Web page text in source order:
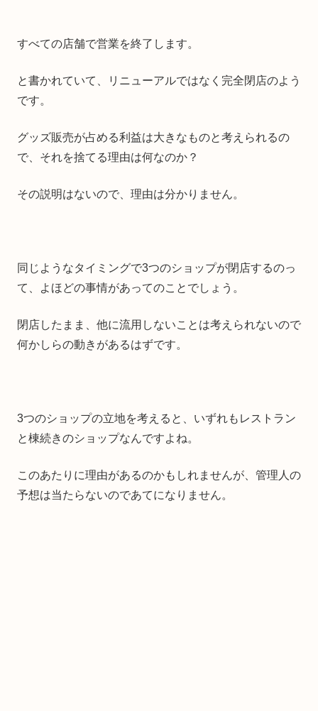
すべての店舗で営業を終了します。
と書かれていて、リニューアルではなく完全閉店のよう
です。
グッズ販売が占める利益は大きなものと考えられるの
で、それを捨てる理由は何なのか？
その説明はないので、理由は分かりません。
同じようなタイミングで3つのショップが閉店するのっ
て、よほどの事情があってのことでしょう。
閉店したまま、他に流用しないことは考えられないので
何かしらの動きがあるはずです。
3つのショップの立地を考えると、いずれもレストラン
と棟続きのショップなんですよね。
このあたりに理由があるのかもしれませんが、管理人の
予想は当たらないのであてになりません。